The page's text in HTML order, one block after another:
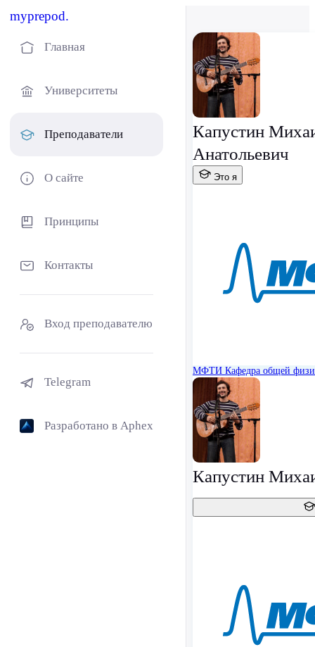
myprepod.
Главная
Университеты
Преподаватели
О сайте
Принципы
Контакты
Вход преподавателю
Telegram
Разработано в Aphex
Капустин
Анатольевич
Это я
МФТИ Кафедра общей
Капустин